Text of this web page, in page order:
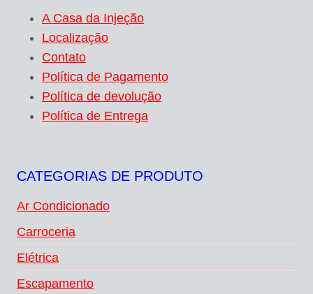
A Casa da Injeção
Localização
Contato
Política de Pagamento
Política de devolução
Política de Entrega
CATEGORIAS DE PRODUTO
Ar Condicionado
Carroceria
Elétrica
Escapamento